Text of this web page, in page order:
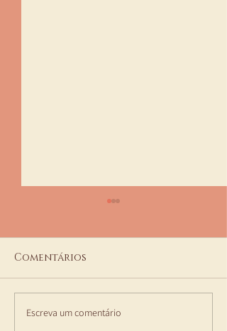
Serviços de Laser na
Comentários
Escreva um comentário